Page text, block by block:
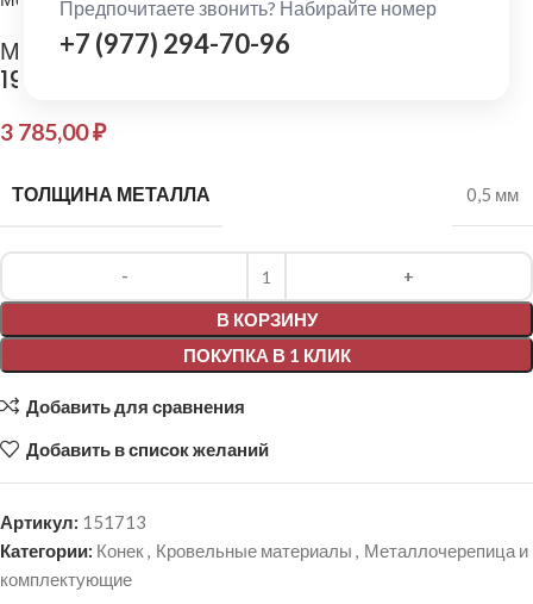
Предпочитаете звонить? Набирайте номер
+7 (977) 294-70-96
МеталлПрофиль: Планка конька плоского
190х190 Purman 0,5 мм RR32
3 785,00₽
ТОЛЩИНА МЕТАЛЛА 0,5 мм
В КОРЗИНУ
ПОКУПКА В 1 КЛИК
Alternative:
Добавить для сравнения
Добавить в список желаний
Артикул: 151713
Категории: Конек, Кровельные материалы , Металлочерепица и
комплектующие